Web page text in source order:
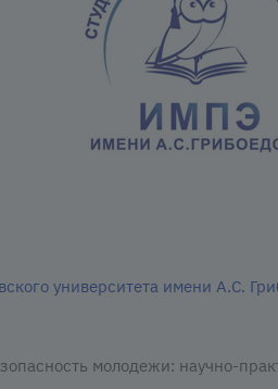
университета имени А.С.
молодежи: научно-